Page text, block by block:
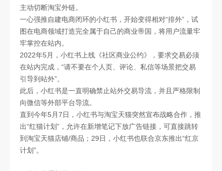
主动切断淘宝外链。
一心强推自建电商闭环的小红书，开始变得相对“排外”，试
图在电商领域打造完全属于自己的商业帝国，将用户流量牢
牢掌控在站内。
2022年5月，小红书上线《社区商业公约》，要求交易必须
在站内完成，“请不要在个人页、评论、私信等场景把交易
引导到站外”。
此后，小红书是一直明确禁止站外交易导流，并且严格限制
向微信等外部平台导流。
直到今年5月7日，小红书与淘宝天猫突然宣布战略合作，推
出“红猫计划”，允许在新增笔记下放广告链接，可直接跳转
到淘宝天猫店铺/商品；29日，小红书也联合京东推出“红京
计划”。